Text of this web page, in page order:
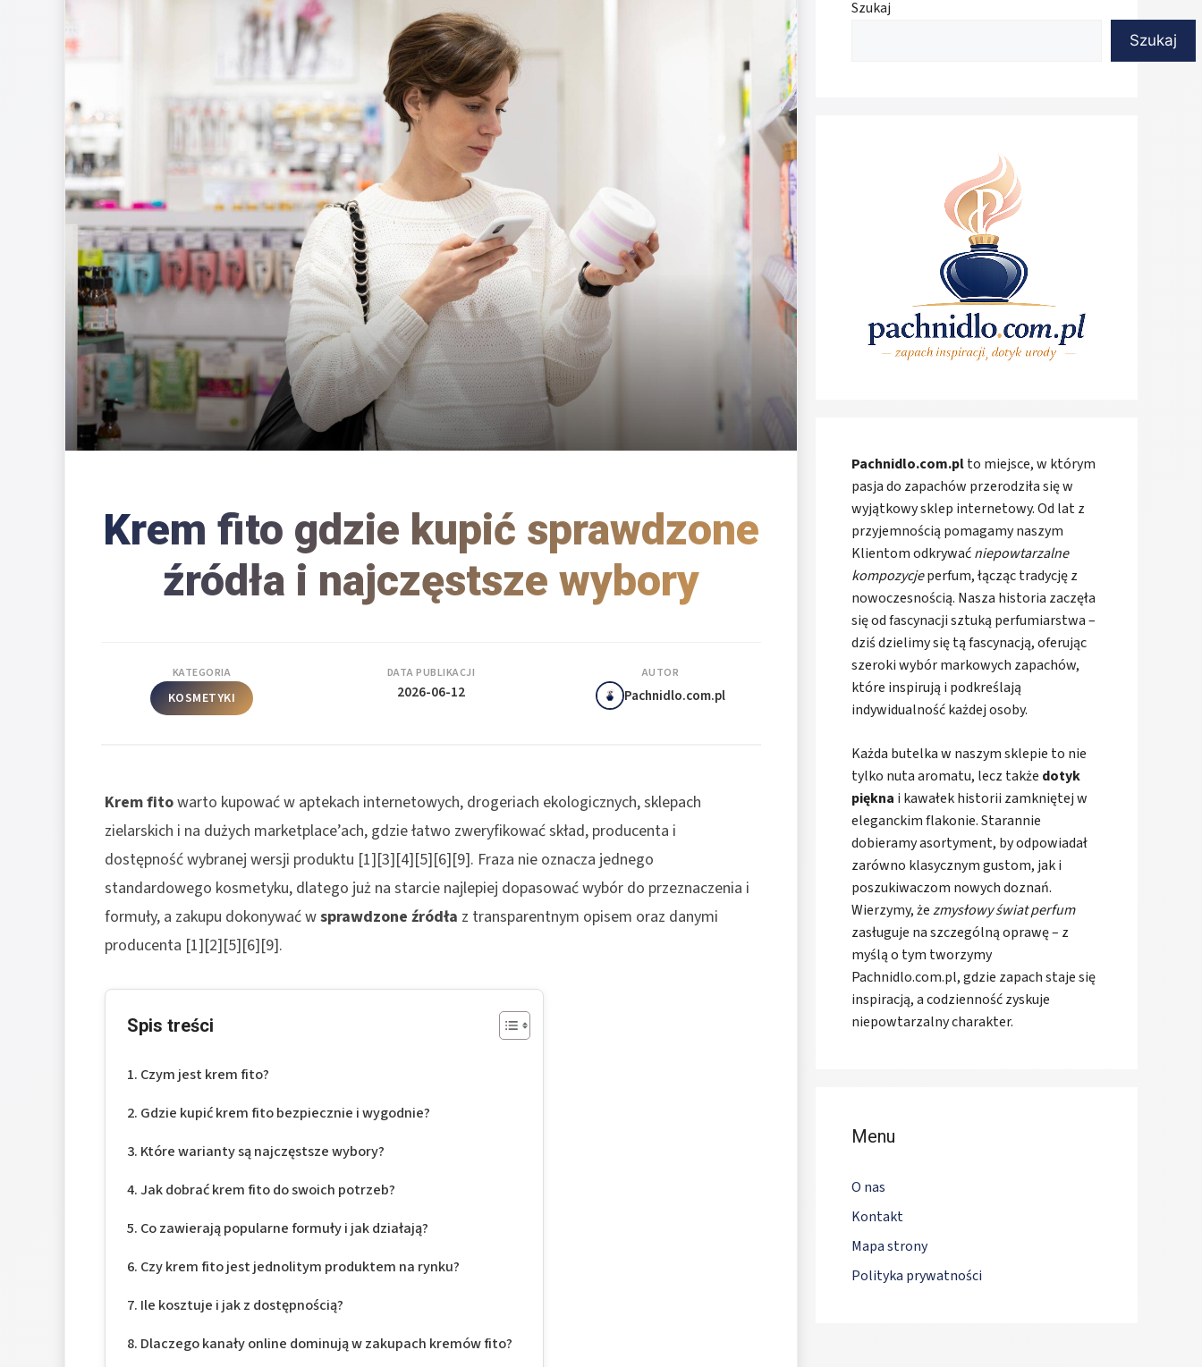
Krem fito gdzie kupić sprawdzone
źródła i najczęstsze wybory
KATEGORIA
KOSMETYKI
DATA PUBLIKACJI
2026-06-12
AUTOR
Pachnidlo.com.pl
Krem fitowarto kupować w aptekach internetowych, drogeriach ekologicznych, sklepach
zielarskich i na dużych marketplace’ach, gdzie łatwo zweryfikować skład, producenta i
dostępność wybranej wersji produktu [1][3][4][5][6][9]. Fraza nie oznacza jednego
standardowego kosmetyku, dlatego już na starcie najlepiej dopasować wybór do przeznaczenia i
formuły, a zakupu dokonywać wsprawdzone źródła z transparentnym opisem oraz danymi
producenta [1][2][5][6][9].
Spis treści
Czym jest krem fito?
Gdzie kupić krem fito bezpiecznie i wygodnie?
Które warianty są najczęstsze wybory?
Jak dobrać krem fito do swoich potrzeb?
Co zawierają popularne formuły i jak działają?
Czy krem fito jest jednolitym produktem na rynku?
Ile kosztuje i jak z dostępnością?
Dlaczego kanały online dominują w zakupach kremów fito?
Szukaj
Szukaj
Pachnidlo.com.plto miejsce, w którym
pasja do zapachów przerodziła się w
wyjątkowy sklep internetowy. Od lat z
przyjemnością pomagamy naszym
Klientom odkrywaćniepowtarzalne
kompozycjeperfum, łącząc tradycję z
nowoczesnością. Nasza historia zaczęła
się od fascynacji sztuką perfumiarstwa –
dziś dzielimy się tą fascynacją, oferując
szeroki wybór markowych zapachów,
które inspirują i podkreślają
indywidualność każdej osoby.
Każda butelka w naszym sklepie to nie
tylko nuta aromatu, lecz także dotyk
piękna i kawałek historii zamkniętej w
eleganckim flakonie. Starannie
dobieramy asortyment, by odpowiadał
zarówno klasycznym gustom, jak i
poszukiwaczom nowych doznań.
Wierzymy, żezmysłowy świat perfum
zasługuje na szczególną oprawę – z
myślą o tym tworzymy
Pachnidlo.com.pl, gdzie zapach staje się
inspiracją, a codzienność zyskuje
niepowtarzalny charakter.
Menu
O nas
Kontakt
Mapa strony
Polityka prywatności